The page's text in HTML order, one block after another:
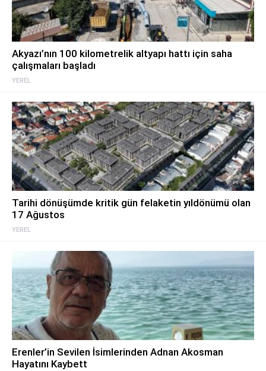
YEREL
Akyazı’nın 100 kilometrelik altyapı hattı için saha
çalışmaları başladı
YEREL
Tarihi dönüşümde kritik gün felaketin yıldönümü olan
17 Ağustos
Erenler’in Sevilen İsimlerinden Adnan Akosman
Hayatını Kaybett